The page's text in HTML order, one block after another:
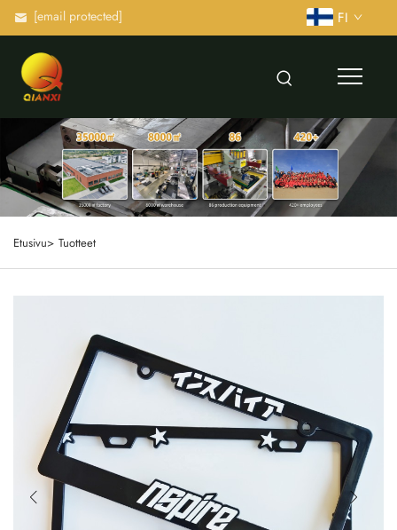
[email protected] FI
Etusivu> Tuotteet